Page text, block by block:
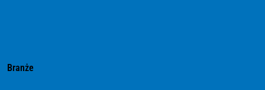
Branże